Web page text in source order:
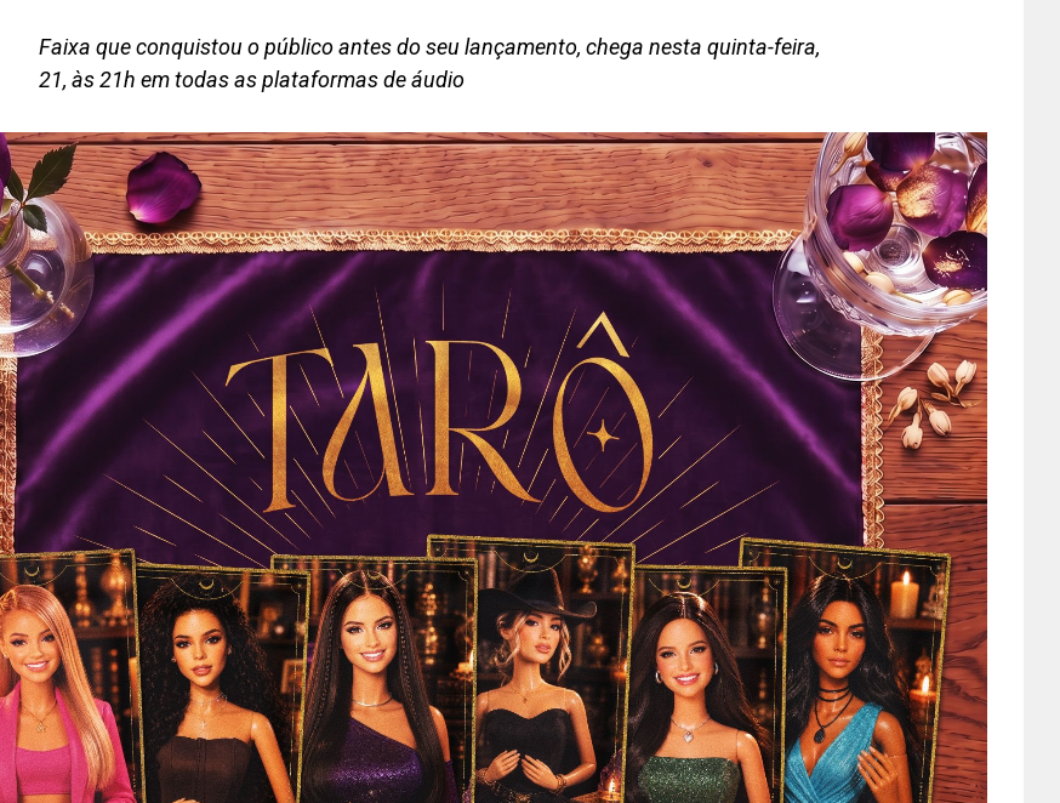
Faixa que conquistou o público antes do seu lançamento, chega nesta quinta-feira,
21, às 21h em todas as plataformas de áudio